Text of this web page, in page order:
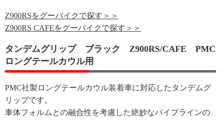
Z900RSをグーバイクで探す＞＞
Z900RS CAFEをグーバイクで探す＞＞
タンデムグリップ ブラック Z900RS/CAFE PMC
ロングテールカウル用
PMC社製ロングテールカウル装着車に対応したタンデムグ
リップです。
車体フォルムとの融合性を考慮した絶妙なパイプラインの